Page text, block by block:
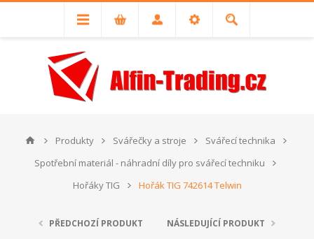
Produkty Svářečky a stroje
Svářecí technika
Spotřební materiál - náhradní díly pro svářecí techniku
Hořáky TIG
Hořák TIG 742614 Telwin
PŘEDCHOZÍ PRODUKT NÁSLEDUJÍCÍ PRODUKT